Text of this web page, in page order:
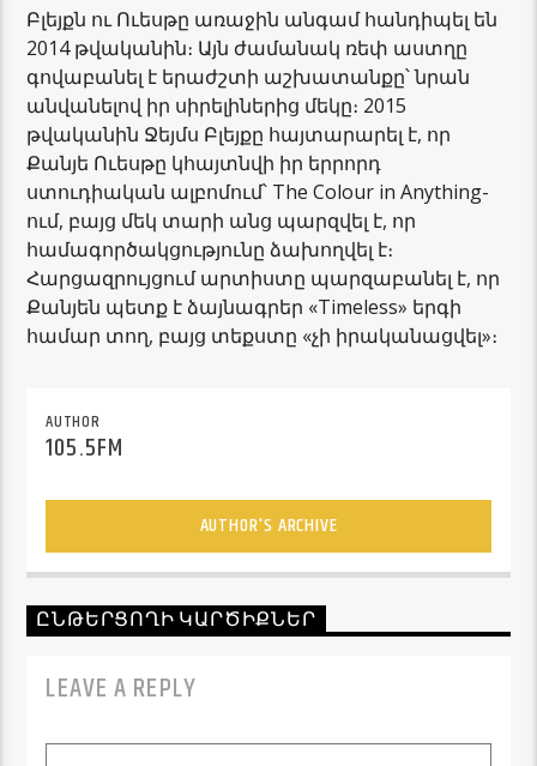
Բլեյքն ու Ուեսթը առաջին անգամ հանդիպել են
2014 թվականին։ Այն ժամանակ ռեփ աստղը
գովաբանել է երաժշտի աշխատանքը՝ նրան
անվանելով իր սիրելիներից մեկը։ 2015
թվականին Ջեյմս Բլեյքը հայտարարել է, որ
Քանյե Ուեսթը կհայտնվի իր երրորդ
ստուդիական ալբոմում՝ The Colour in Anything-
ում, բայց մեկ տարի անց պարզվել է, որ
համագործակցությունը ձախողվել է։
Հարցազրույցում արտիստը պարզաբանել է, որ
Քանյեն պետք է ձայնագրեր «Timeless» երգի
համար տող, բայց տեքստը «չի իրականացվել»։
AUTHOR
105.5FM
AUTHOR'S ARCHIVE
ԸՆԹԵՐՑՈՂԻ ԿԱՐԾԻՔՆԵՐ
LEAVE A REPLY